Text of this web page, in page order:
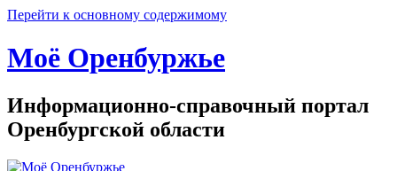
Перейти к основному содержимому
Моё Оренбуржье
Информационно-справочный портал
Оренбургской области